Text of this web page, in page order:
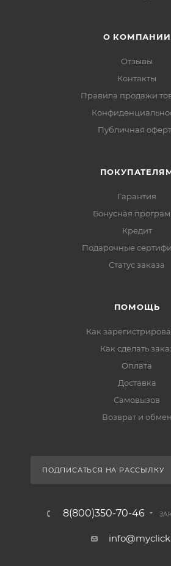
О КОМПАНИИ
Отзывы
Контакты
Правила продажи
Публичная
Гарантия
Бонусная
Кредит
Подарочные
Статус заказа
ПОМОЩЬ
Как
Как сделать
Оплата
Доставка
Самовызов
Возврат и обмен
ПОДПИСАТЬСЯ НА РАССЫЛКУ
8(800)350-70-46